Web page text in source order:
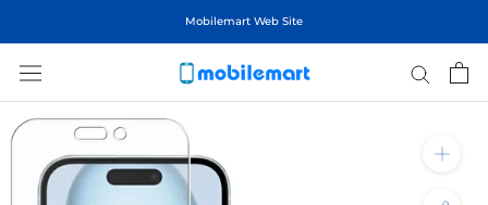
て
Mobilemart Web Site